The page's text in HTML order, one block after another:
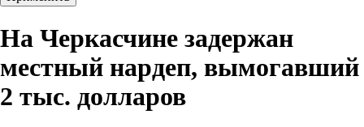
На Черкасчине задержан
местный нардеп, вымогавший
2 тыс. долларов